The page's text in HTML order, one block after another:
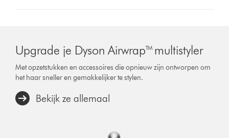
Upgrade je Dyson Airwrap™ multistyler
Met opzetstukken en accessoires die opnieuw zijn ontworpen om
het haar sneller en gemakkelijker te stylen.
Bekijk ze allemaal